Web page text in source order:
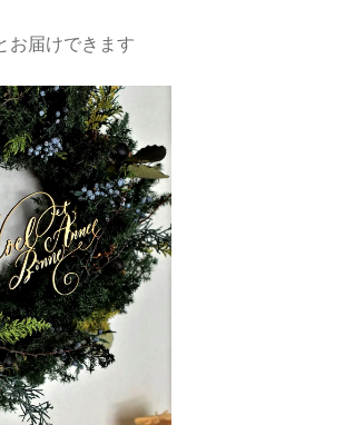
お届けできます